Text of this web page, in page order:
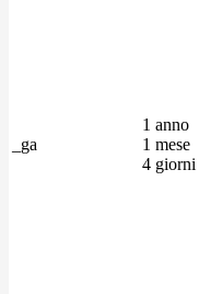
_ga
1 anno
1 mese
4 giorni